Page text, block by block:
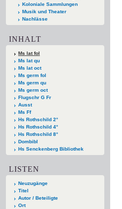
Koloniale Sammlungen
Musik und Theater
Nachlässe
INHALT
Ms lat fol
Ms lat qu
Ms lat oct
Ms germ fol
Ms germ qu
Ms germ oct
Flugschr G Fr
Ausst
Ms Ff
Hs Rothschild 2°
Hs Rothschild 4°
Hs Rothschild 8°
Dombibl
Hs Senckenberg Bibliothek
LISTEN
Neuzugänge
Titel
Autor / Beteiligte
Ort